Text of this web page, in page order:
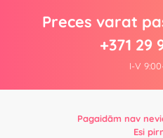
Preces varat
+371 29
I-V
Pagaidām nav
Esi